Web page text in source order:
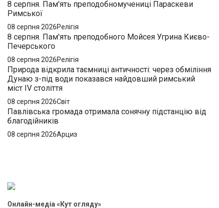
8 серпня. Пам'ять преподобномучениці Параскеви
Римської
08 серпня 2026Релігія
8 серпня. Пам'ять преподобного Мойсея Угрина Києво-
Печерського
08 серпня 2026Релігія
Природа відкрила таємниці античності: через обміління
Дунаю з-під води показався найдовший римський
міст IV століття
08 серпня 2026Світ
Павлівська громада отримала сонячну підстанцію від
благодійників
08 серпня 2026Арциз
Онлайн-медіа «Кут огляду»